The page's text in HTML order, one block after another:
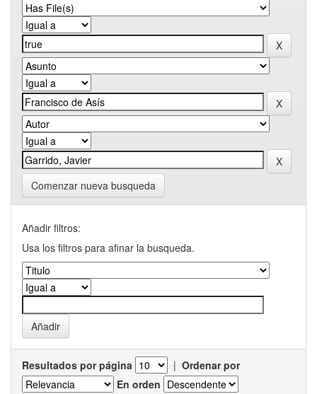
Comenzar nueva busqueda
Añadir filtros:
Usa los filtros para afinar la busqueda.
Resultados por página | Ordenar por
En orden